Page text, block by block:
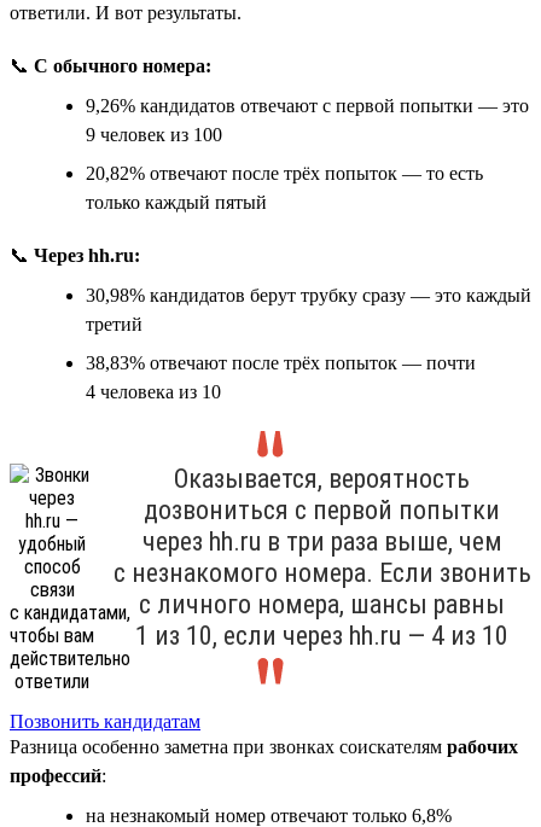
ответили. И вот результаты.
📞 С обычного номера:
9,26% кандидатов отвечают с первой попытки — это
9 человек из 100
20,82% отвечают после трёх попыток — то есть
только каждый пятый
📞 Через hh.ru:
30,98% кандидатов берут трубку сразу — это каждый
третий
38,83% отвечают после трёх попыток — почти
4 человека из 10
Оказывается, вероятность
дозвониться с первой попытки
через hh.ru в три раза выше, чем
с незнакомого номера. Если звонить
с личного номера, шансы равны
1 из 10, если через hh.ru — 4 из 10
Позвонить кандидатам
Разница особенно заметна при звонках соискателям рабочих
профессий:
на незнакомый номер отвечают только 6,8%